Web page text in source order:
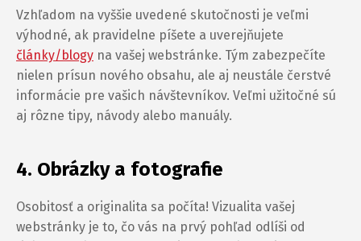
Vzhľadom na vyššie uvedené skutočnosti je veľmi
výhodné, ak pravidelne píšete a uverejňujete
články/blogy na vašej webstránke. Tým zabezpečíte
nielen prísun nového obsahu, ale aj neustále čerstvé
informácie pre vašich návštevníkov. Veľmi užitočné sú
aj rôzne tipy, návody alebo manuály.
4. Obrázky a fotografie
Osobitosť a originalita sa počíta! Vizualita vašej
webstránky je to, čo vás na prvý pohľad odlíši od